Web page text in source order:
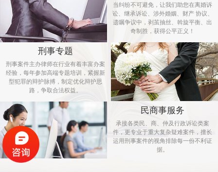
当纠纷不可避免，让我们助您在离婚诉
讼、继承诉讼、涉外婚姻、财产 协议、
遗嘱争议中，剥茧抽丝、斡旋平衡、出
奇制胜，获得公平正义！
刑事专题
刑事案件主办律师在行业有着丰富办案
经验，每年参加高端专题培训，紧握新
型犯罪的辩护脉搏，制定优化辩护思
路，争取合法权益。
民商事服务
承接各类民、商、仲及行政诉讼类案
件，更专业于重大复杂疑难案件，擅长
运用刑事案件的视角排除每一份不利证
据。